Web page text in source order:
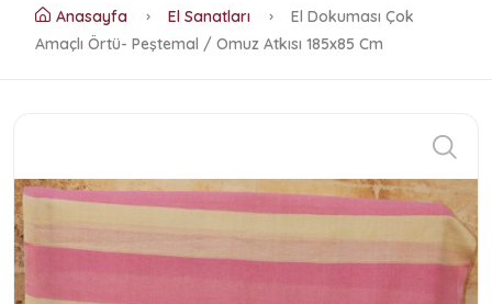
Anasayfa El Sanatları
El Dokuması Çok
Amaçlı Örtü- Peştemal / Omuz Atkısı 185x85 Cm